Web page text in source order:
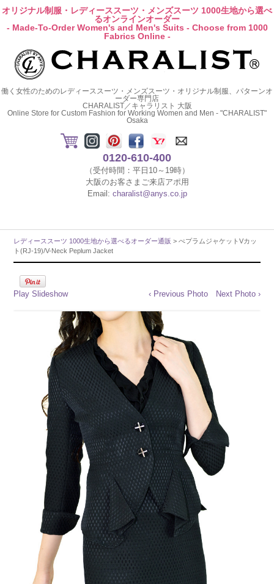
オリジナル制服・レディーススーツ・メンズスーツ 1000生地から選べ
るオンラインオーダー
- Made-To-Order Women's and Men's Suits - Choose from 1000
Fabrics Online -
働く女性のためのレディーススーツ・メンズスーツ・オリジナル制服、パターンオ
ーダー専門店
CHARALIST／キャラリスト 大阪
Online Store for Custom Fashion for Working Women and Men - "CHARALIST"
Osaka
0120-610-400
（受付時間：平日10～19時）
大阪のお客さまご来店アポ用
Email: charalist@anys.co.jp
レディーススーツ 1000生地から選べるオーダー通販 > ぺプラムジャケットVカッ
ト(RJ-19)/V-Neck Peplum Jacket
Play Slideshow ‹ Previous Photo Next Photo ›